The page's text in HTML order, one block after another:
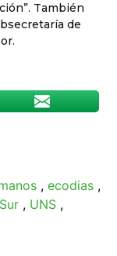
También
de
, ecodias ,
, UNS ,